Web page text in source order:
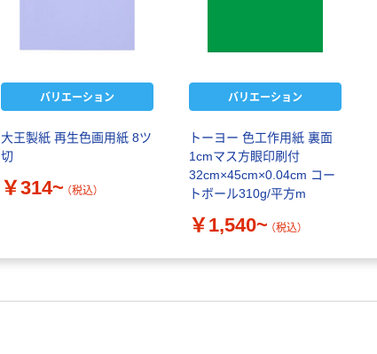
バリエーション
大王製紙 再生色画用紙 8ツ
切
￥314~ （税込）
バリエーション
トーヨー 色工作用紙 裏面
1cmマス方眼印刷付
32cm×45cm×0.04cm コー
トボール310g/平方m
￥1,540~ （税込）